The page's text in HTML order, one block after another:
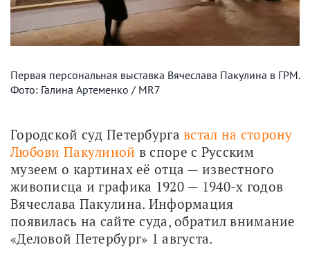
Первая персональная выставка Вячеслава Пакулина в ГРМ.
Фото: Галина Артеменко / MR7
Городской суд Петербурга встал на сторону
Любови Пакулиной в споре с Русским
музеем о картинах её отца — известного
живописца и графика 1920 — 1940-х годов
Вячеслава Пакулина. Информация
появилась на сайте суда, обратил внимание
«Деловой Петербург» 1 августа.